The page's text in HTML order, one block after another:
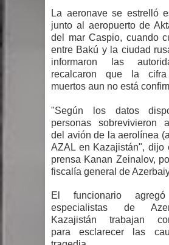
anulación de condena
lavado
DIGEIG y Liga
impulsan nuevas
transparencia a
municipal
La Fiscalía de Bolivia
detención del
Morales
La aeronave se estrelló
junto al aeropuerto de
del mar Caspio, cuando
entre Bakú y la ciudad
informaron las
recalcaron que la
muertos aun no está
"Según los datos
personas sobrevivieron
del avión de la aerolínea
AZAL en Kazajistán", dijo
prensa Kanan Zeinalov,
fiscalía general de
El funcionario
especialistas de
Kazajistán trabajan
para esclarecer las